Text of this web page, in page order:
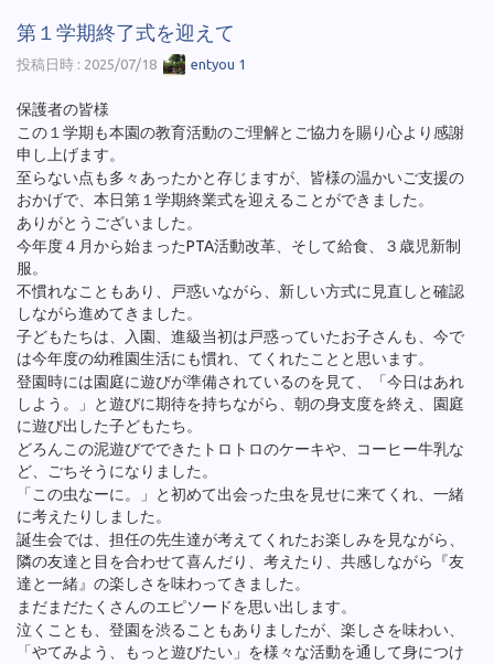
第１学期終了式を迎えて
投稿日時 : 2025/07/18 entyou 1
保護者の皆様
この１学期も本園の教育活動のご理解とご協力を賜り心より感謝
申し上げます。
至らない点も多々あったかと存じますが、皆様の温かいご支援の
おかげで、本日第１学期終業式を迎えることができました。
ありがとうございました。
今年度４月から始まったPTA活動改革、そして給食、３歳児新制
服。
不慣れなこともあり、戸惑いながら、新しい方式に見直しと確認
しながら進めてきました。
子どもたちは、入園、進級当初は戸惑っていたお子さんも、今で
は今年度の幼稚園生活にも慣れ、てくれたことと思います。
登園時には園庭に遊びが準備されているのを見て、「今日はあれ
しよう。」と遊びに期待を持ちながら、朝の身支度を終え、園庭
に遊び出した子どもたち。
どろんこの泥遊びでできたトロトロのケーキや、コーヒー牛乳な
ど、ごちそうになりました。
「この虫なーに。」と初めて出会った虫を見せに来てくれ、一緒
に考えたりしました。
誕生会では、担任の先生達が考えてくれたお楽しみを見ながら、
隣の友達と目を合わせて喜んだり、考えたり、共感しながら『友
達と一緒』の楽しさを味わってきました。
まだまだたくさんのエピソードを思い出します。
泣くことも、登園を渋ることもありましたが、楽しさを味わい、
「やてみよう、もっと遊びたい」を様々な活動を通して身につけ